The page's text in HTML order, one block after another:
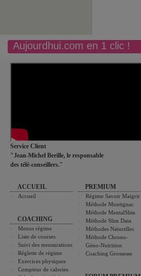
Aujourdhui.com en 1 clic !
Service Client
"Jean-Michel Berille, le responsable
des télé-conseillers."
ACCUEIL
Accueil
COACHING
Menus régime
Liste de courses
Suivi des mensurations
Réglette de régime
Exercices physiques
Compteur de calories
PREMIUM
Régime Savoir Maigrir
Méthode Montignac
Méthode MentalSlim
Méthode Slim Data
Méthodes Naturelles
Méthode Chrono-
Géno-Nutrition
Coaching Grossesse